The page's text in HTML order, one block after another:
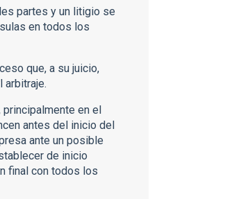
partes y un litigio se
en todos los
que, a su juicio,
arbitraje.
principalmente en el
antes del inicio del
ante un posible
de inicio
final con todos los